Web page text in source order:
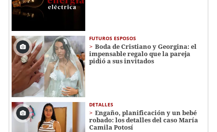
FUTUROS ESPOSOS
Boda de Cristiano y Georgina: el
impensable regalo que la pareja
pidió a sus invitados
DETALLES
Engaño, planificación y un bebé
robado: los detalles del caso María
Camila Potosí